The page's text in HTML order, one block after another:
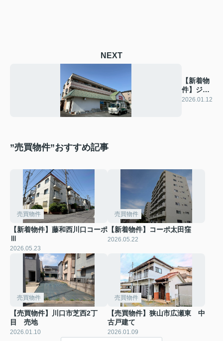
NEXT
【新着物
件】ジャ
ルディー
2026.01.12
”売買物件”おすすめ記事
売買物件
【新着物件】藤和西川口コーポ
Ⅲ
2026.05.23
売買物件
【新着物件】コーポ太田窪
2026.05.22
売買物件
【売買物件】川口市芝西2丁
目 売地
2026.01.10
売買物件
【売買物件】狭山市広瀬東 中
古戸建て
2026.01.09